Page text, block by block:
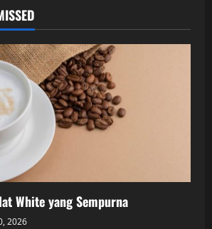
White yang Sempurna
2026